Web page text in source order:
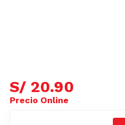
S/ 20.90